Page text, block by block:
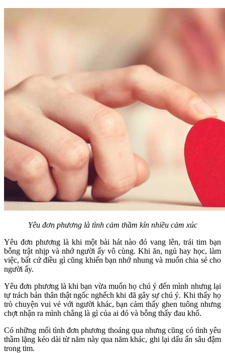
Yêu đơn phương là tình cảm thầm kín nhiều cảm xúc
Yêu đơn phương là khi một bài hát nào đó vang lên, trái tim bạn
bỗng trật nhịp và nhớ người ấy vô cùng. Khi ăn, ngủ hay học, làm
việc, bất cứ điều gì cũng khiến bạn nhớ nhung và muốn chia sẻ cho
người ấy.
Yêu đơn phương là khi bạn vừa muốn họ chú ý đến mình nhưng lại
tự trách bản thân thật ngốc nghếch khi đã gây sự chú ý. Khi thấy họ
trò chuyện vui vẻ với người khác, bạn cảm thấy ghen tuông nhưng
chợt nhận ra mình chẳng là gì của ai đó và bỗng thấy đau khổ.
Có những mối tình đơn phương thoáng qua nhưng cũng có tình yêu
thầm lặng kéo dài từ năm này qua năm khác, ghi lại dấu ấn sâu đậm
trong tim.